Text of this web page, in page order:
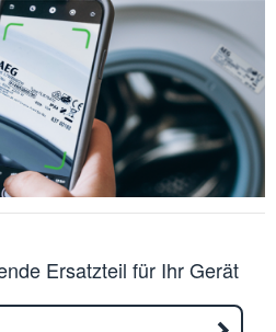
Ersatzteil für Ihr Gerät